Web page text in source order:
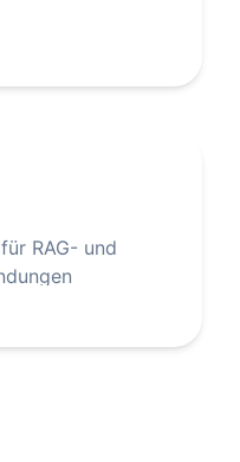
RAG- und